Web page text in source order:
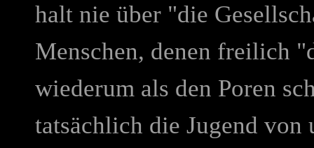
halt nie über "die
Menschen, denen freilich
wiederum als den Poren
tatsächlich die Jugend von